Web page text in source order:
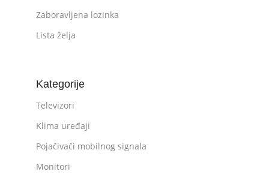
Zaboravljena lozinka
Lista želja
Kategorije
Televizori
Klima uređaji
Pojačivači mobilnog signala
Monitori